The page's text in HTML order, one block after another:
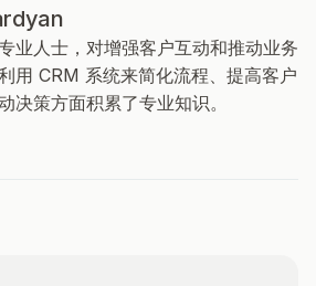
业人士，对增强客户互动和推动业务
用 CRM 系统来简化流程、提高客户
决策方面积累了专业知识。